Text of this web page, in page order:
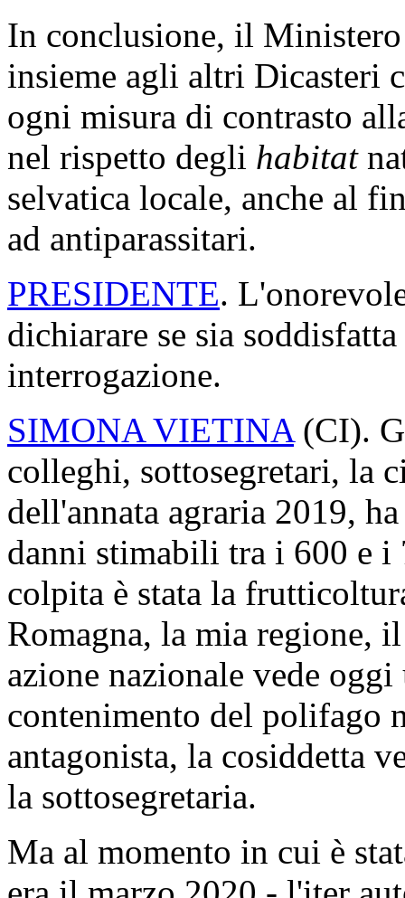
In conclusione, il
insieme agli altri Dicasteri
ogni misura di contrasto
nel rispetto degli habitat
selvatica locale, anche al
ad antiparassitari.
PRESIDENTE.
dichiarare se sia
interrogazione.
SIMONA VIETINA(CI).
colleghi, sottosegretari, la
dell'annata agraria 2019,
danni stimabili tra i 600 e
colpita è stata la
Romagna, la mia regione,
azione nazionale vede
contenimento del polifago
antagonista, la cosiddetta
la sottosegretaria.
Ma al momento in cui è